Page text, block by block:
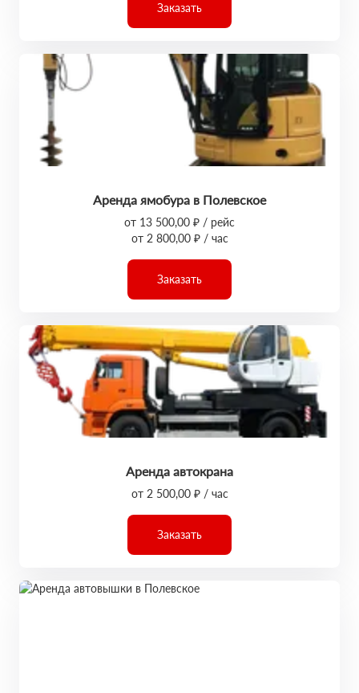
Заказать
Аренда ямобура в Полевское
от 13 500,00 ₽ / рейс
от 2 800,00 ₽ / час
Заказать
Аренда автокрана
от 2 500,00 ₽ / час
Заказать